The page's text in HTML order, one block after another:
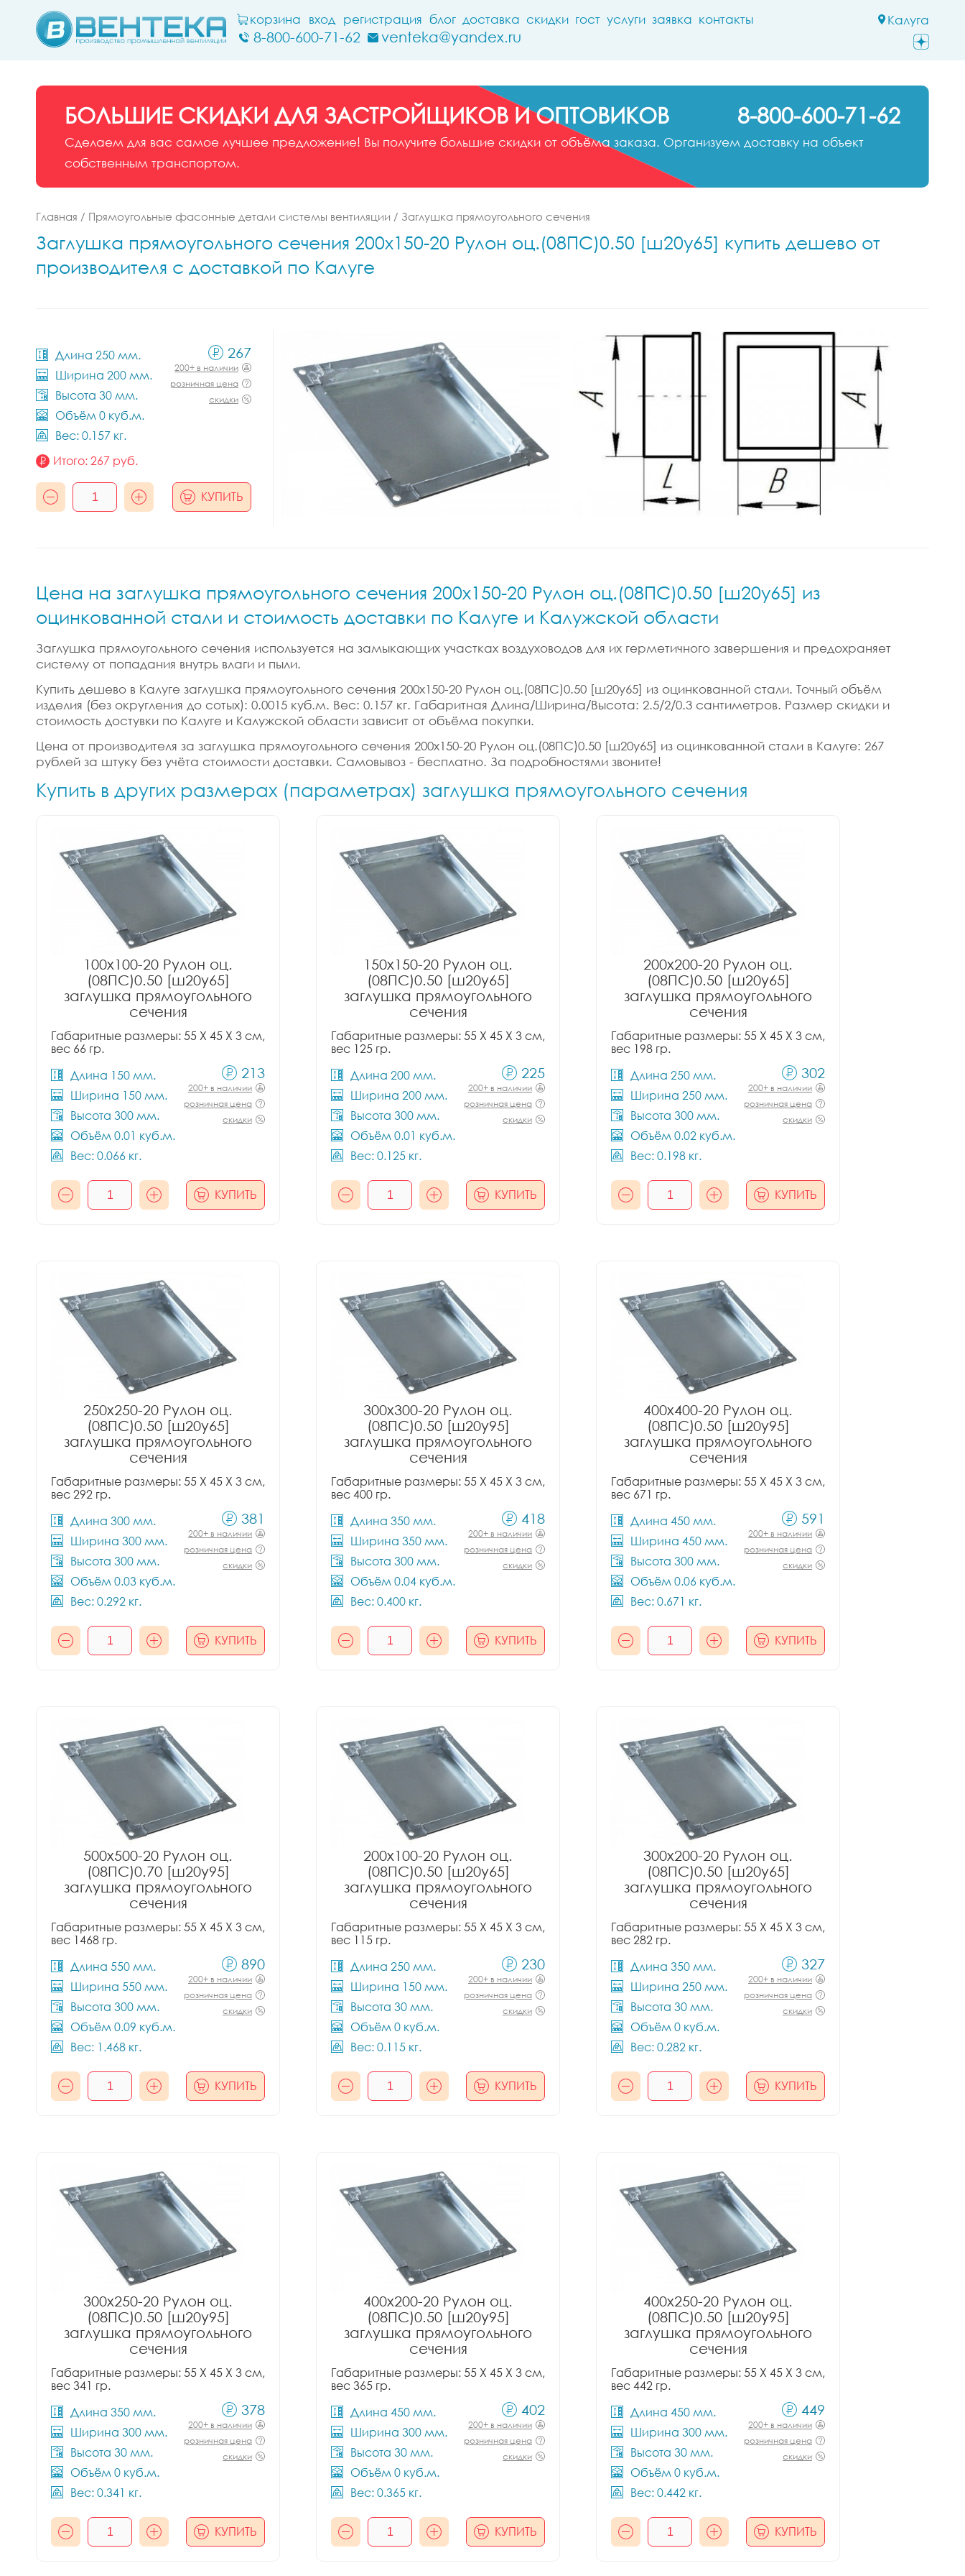
Калуга
корзина вход регистрация блог доставка скидки гост услуги заявка контакты
8-800-600-71-62 venteka@yandex.ru
БОЛЬШИЕ СКИДКИ ДЛЯ ЗАСТРОЙЩИКОВ И ОПТОВИКОВ 8-800-600-71-62
Сделаем для вас самое лучшее предложение! Вы получите большие скидки от объёма заказа. Организуем доставку на объект
собственным транспортом.
Главная / Прямоугольные фасонные детали системы вентиляции / Заглушка прямоугольного сечения
Заглушка прямоугольного сечения 200x150-20 Рулон оц.(08ПС)0.50 [ш20у65] купить дешево от
производителя с доставкой по Калуге
Длина 250 мм.
Ширина 200 мм.
Высота 30 мм.
Объём 0 куб.м.
Вес: 0.157 кг.
267
200+ в наличии
розничная цена
скидки
Итого: 267 руб.
КУПИТЬ
Цена на заглушка прямоугольного сечения 200x150-20 Рулон оц.(08ПС)0.50 [ш20у65] из
оцинкованной стали и стоимость доставки по Калуге и Калужской области
Заглушка прямоугольного сечения используется на замыкающих участках воздуховодов для их герметичного завершения и предохраняет
систему от попадания внутрь влаги и пыли.
Купить дешево в Калуге заглушка прямоугольного сечения 200x150-20 Рулон оц.(08ПС)0.50 [ш20у65] из оцинкованной стали. Точный объём
изделия (без округления до сотых): 0.0015 куб.м. Вес: 0.157 кг. Габаритная Длина/Ширина/Высота: 2.5/2/0.3 сантиметров. Размер скидки и
стоимость достувки по Калуге и Калужской области зависит от объёма покупки.
Цена от производителя за заглушка прямоугольного сечения 200x150-20 Рулон оц.(08ПС)0.50 [ш20у65] из оцинкованной стали в Калуге: 267
рублей за штуку без учёта стоимости доставки. Самовывоз - бесплатно. За подробностями звоните!
Купить в других размерах (параметрах) заглушка прямоугольного сечения
100x100-20 Рулон оц.
(08ПС)0.50 [ш20у65]
заглушка прямоугольного
сечения
Габаритные размеры: 55 X 45 X 3 см,
вес 66 гр.
Длина 150 мм.
Ширина 150 мм.
Высота 300 мм.
Объём 0.01 куб.м.
Вес: 0.066 кг.
213
200+ в наличии
розничная цена
скидки
КУПИТЬ
150x150-20 Рулон оц.
(08ПС)0.50 [ш20у65]
заглушка прямоугольного
сечения
Габаритные размеры: 55 X 45 X 3 см,
вес 125 гр.
Длина 200 мм.
Ширина 200 мм.
Высота 300 мм.
Объём 0.01 куб.м.
Вес: 0.125 кг.
225
200+ в наличии
розничная цена
скидки
КУПИТЬ
200x200-20 Рулон оц.
(08ПС)0.50 [ш20у65]
заглушка прямоугольного
сечения
Габаритные размеры: 55 X 45 X 3 см,
вес 198 гр.
Длина 250 мм.
Ширина 250 мм.
Высота 300 мм.
Объём 0.02 куб.м.
Вес: 0.198 кг.
302
200+ в наличии
розничная цена
скидки
КУПИТЬ
250x250-20 Рулон оц.
(08ПС)0.50 [ш20у65]
заглушка прямоугольного
сечения
Габаритные размеры: 55 X 45 X 3 см,
вес 292 гр.
Длина 300 мм.
Ширина 300 мм.
Высота 300 мм.
Объём 0.03 куб.м.
Вес: 0.292 кг.
381
200+ в наличии
розничная цена
скидки
КУПИТЬ
300x300-20 Рулон оц.
(08ПС)0.50 [ш20у95]
заглушка прямоугольного
сечения
Габаритные размеры: 55 X 45 X 3 см,
вес 400 гр.
Длина 350 мм.
Ширина 350 мм.
Высота 300 мм.
Объём 0.04 куб.м.
Вес: 0.400 кг.
418
200+ в наличии
розничная цена
скидки
КУПИТЬ
400x400-20 Рулон оц.
(08ПС)0.50 [ш20у95]
заглушка прямоугольного
сечения
Габаритные размеры: 55 X 45 X 3 см,
вес 671 гр.
Длина 450 мм.
Ширина 450 мм.
Высота 300 мм.
Объём 0.06 куб.м.
Вес: 0.671 кг.
591
200+ в наличии
розничная цена
скидки
КУПИТЬ
500x500-20 Рулон оц.
(08ПС)0.70 [ш20у95]
заглушка прямоугольного
сечения
Габаритные размеры: 55 X 45 X 3 см,
вес 1468 гр.
Длина 550 мм.
Ширина 550 мм.
Высота 300 мм.
Объём 0.09 куб.м.
Вес: 1.468 кг.
890
200+ в наличии
розничная цена
скидки
КУПИТЬ
200x100-20 Рулон оц.
(08ПС)0.50 [ш20у65]
заглушка прямоугольного
сечения
Габаритные размеры: 55 X 45 X 3 см,
вес 115 гр.
Длина 250 мм.
Ширина 150 мм.
Высота 30 мм.
Объём 0 куб.м.
Вес: 0.115 кг.
230
200+ в наличии
розничная цена
скидки
КУПИТЬ
300x200-20 Рулон оц.
(08ПС)0.50 [ш20у65]
заглушка прямоугольного
сечения
Габаритные размеры: 55 X 45 X 3 см,
вес 282 гр.
Длина 350 мм.
Ширина 250 мм.
Высота 30 мм.
Объём 0 куб.м.
Вес: 0.282 кг.
327
200+ в наличии
розничная цена
скидки
КУПИТЬ
300x250-20 Рулон оц.
(08ПС)0.50 [ш20у95]
заглушка прямоугольного
сечения
Габаритные размеры: 55 X 45 X 3 см,
вес 341 гр.
Длина 350 мм.
Ширина 300 мм.
Высота 30 мм.
Объём 0 куб.м.
Вес: 0.341 кг.
378
200+ в наличии
розничная цена
скидки
КУПИТЬ
400x200-20 Рулон оц.
(08ПС)0.50 [ш20у95]
заглушка прямоугольного
сечения
Габаритные размеры: 55 X 45 X 3 см,
вес 365 гр.
Длина 450 мм.
Ширина 300 мм.
Высота 30 мм.
Объём 0 куб.м.
Вес: 0.365 кг.
402
200+ в наличии
розничная цена
скидки
КУПИТЬ
400x250-20 Рулон оц.
(08ПС)0.50 [ш20у95]
заглушка прямоугольного
сечения
Габаритные размеры: 55 X 45 X 3 см,
вес 442 гр.
Длина 450 мм.
Ширина 300 мм.
Высота 30 мм.
Объём 0 куб.м.
Вес: 0.442 кг.
449
200+ в наличии
розничная цена
скидки
КУПИТЬ